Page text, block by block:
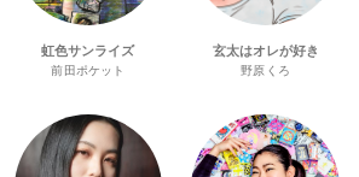
虹色サンライズ
前田ポケット
玄太はオレが好き
野原くろ